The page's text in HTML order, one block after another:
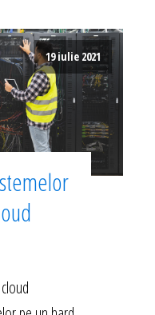
19 iulie 2021